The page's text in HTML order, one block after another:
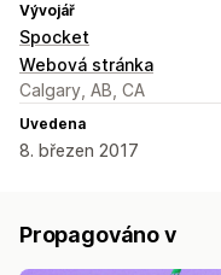
Vývojář
Spocket
Webová stránka
Calgary, AB, CA
Uvedena
8. březen 2017
Propagováno v